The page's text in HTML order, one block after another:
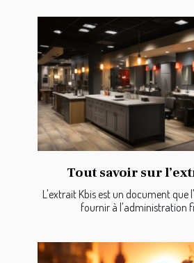
Tout savoir sur
L'extrait Kbis est un document que
fournir à l'administration